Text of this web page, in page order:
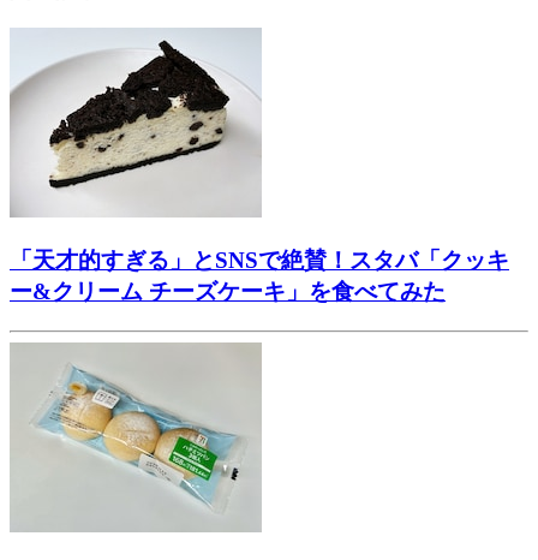
「天才的すぎる」とSNSで絶賛！スタバ「クッキ
ー&クリーム チーズケーキ」を食べてみた